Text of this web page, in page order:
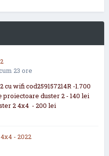
23 ore
wifi cod259157214R -1.700
duster 2 - 140 lei
2 4x4 - 200 lei
- 2022